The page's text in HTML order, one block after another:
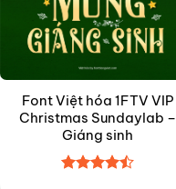
Font Việt hóa 1FTV VIP
Christmas Sundaylab –
Giáng sinh